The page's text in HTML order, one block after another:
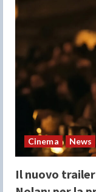
a
d
n
g
Cinema News
Il nuovo